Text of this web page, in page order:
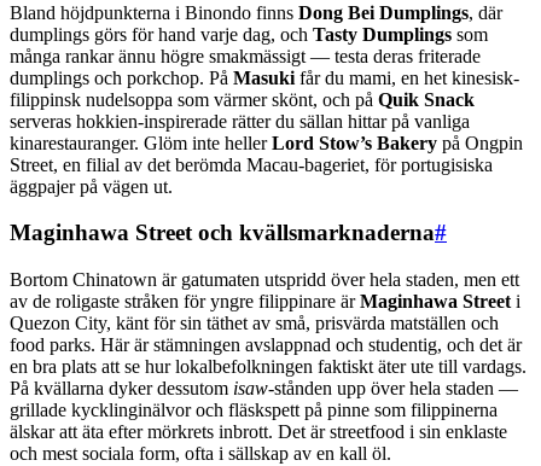
Bland höjdpunkterna i Binondo finns Dong Bei Dumplings, där
dumplings görs för hand varje dag, och Tasty Dumplings som
många rankar ännu högre smakmässigt — testa deras friterade
dumplings och porkchop. På Masuki får du mami, en het kinesisk-
filippinsk nudelsoppa som värmer skönt, och på Quik Snack
serveras hokkien-inspirerade rätter du sällan hittar på vanliga
kinarestauranger. Glöm inte hellerLord Stow’s Bakery på Ongpin
Street, en filial av det berömda Macau-bageriet, för portugisiska
äggpajer på vägen ut.
Maginhawa Street och kvällsmarknaderna#
Bortom Chinatown är gatumaten utspridd över hela staden, men ett
av de roligaste stråken för yngre filippinare ärMaginhawa Street i
Quezon City, känt för sin täthet av små, prisvärda matställen och
food parks. Här är stämningen avslappnad och studentig, och det är
en bra plats att se hur lokalbefolkningen faktiskt äter ute till vardags.
På kvällarna dyker dessutom isaw-stånden upp över hela staden —
grillade kycklinginälvor och fläskspett på pinne som filippinerna
älskar att äta efter mörkrets inbrott. Det är streetfood i sin enklaste
och mest sociala form, ofta i sällskap av en kall öl.